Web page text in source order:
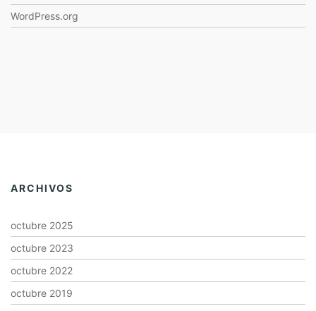
WordPress.org
ARCHIVOS
octubre 2025
octubre 2023
octubre 2022
octubre 2019